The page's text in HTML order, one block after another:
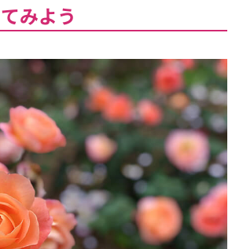
みよう